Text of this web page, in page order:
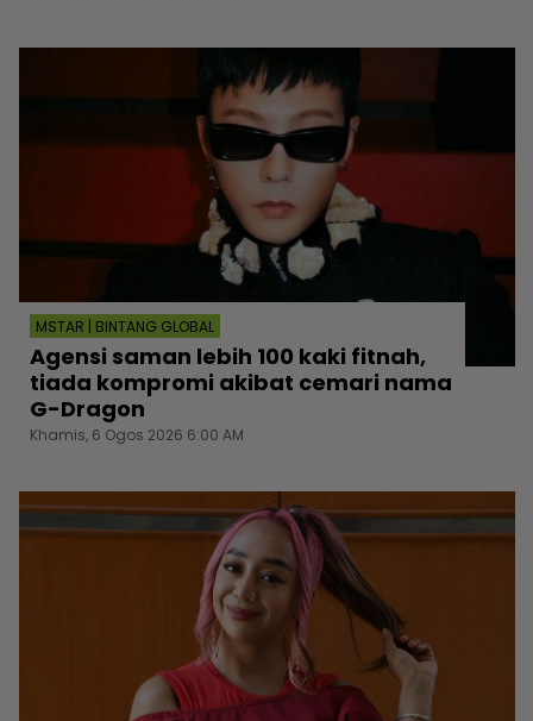
MSTAR | BINTANG GLOBAL
Agensi saman lebih 100 kaki fitnah,
tiada kompromi akibat cemari nama
G-Dragon
Khamis, 6 Ogos 2026 6:00 AM